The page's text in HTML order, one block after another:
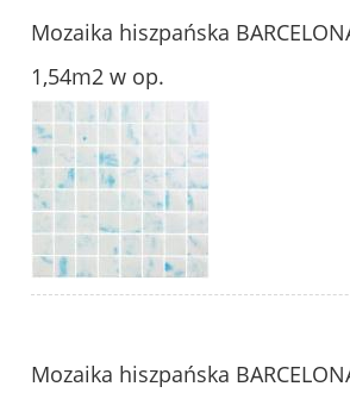
Mozaika hiszpańska
1,54m2 w op.
Mozaika hiszpańska